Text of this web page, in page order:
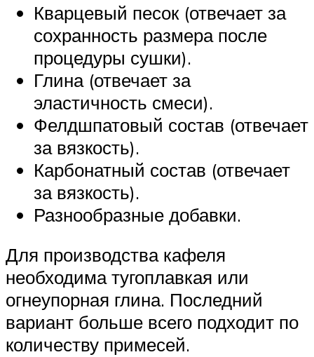
Кварцевый песок (отвечает за
сохранность размера после
процедуры сушки).
Глина (отвечает за
эластичность смеси).
Фелдшпатовый состав (отвечает
за вязкость).
Карбонатный состав (отвечает
за вязкость).
Разнообразные добавки.
Для производства кафеля
необходима тугоплавкая или
огнеупорная глина. Последний
вариант больше всего подходит по
количеству примесей.